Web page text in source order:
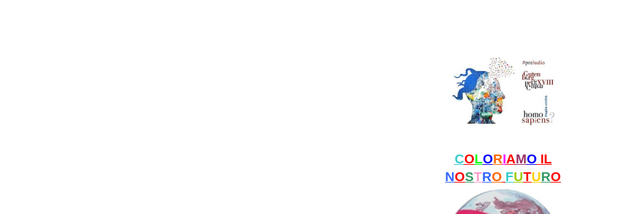
COLORIAMO IL
NOSTRO FUTURO